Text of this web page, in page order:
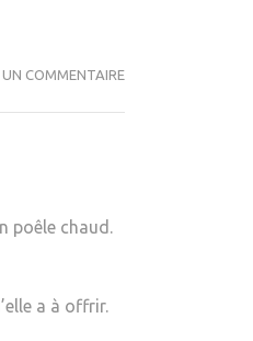
UN COMMENTAIRECOMMENT
poêle chaud.
a à offrir.